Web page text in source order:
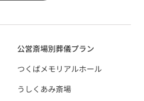
公営斎場別葬儀プラン
つくばメモリアルホール
うしくあみ斎場